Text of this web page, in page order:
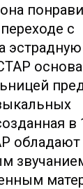
с
эстрадную
в
обладают